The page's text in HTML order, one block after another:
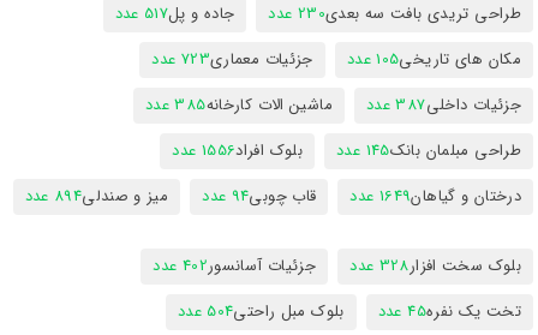
طراحی تریدی بافت سه بعدی230 عدد جاده و پل517 عدد
مکان های تاریخی105 عدد جزئیات معماری723 عدد
جزئیات داخلی387 عدد ماشین الات کارخانه385 عدد
طراحی مبلمان بانک145 عدد بلوک افراد1556 عدد
درختان و گیاهان1649 عدد قاب چوبی94 عدد میز و صندلی894 عدد
بلوک سخت افزار328 عدد جزئیات آسانسور402 عدد
تخت یک نفره45 عدد بلوک مبل راحتی504 عدد